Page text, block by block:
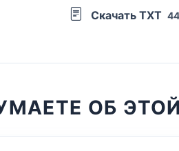
Скачать TXT
ОБ